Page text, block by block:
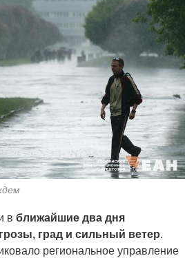
в ближайшие два дня
град и сильный ветер.
региональное управление